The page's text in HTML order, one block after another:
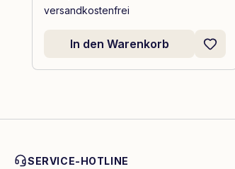
versandkostenfrei
In den Warenkorb
SERVICE-HOTLINE